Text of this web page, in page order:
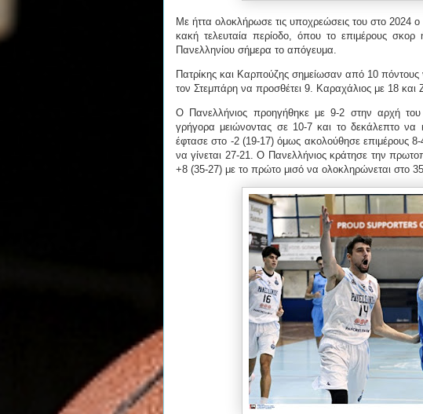
Με ήττα ολοκλήρωσε τις υποχρεώσεις του στο 2024
κακή τελευταία περίοδο, όπου το επιμέρους
Πανελληνίου σήμερα το απόγευμα.
Πατρίκης και Καρπούζης σημείωσαν από 10
τον Στεμπάρη να προσθέτει 9. Καραχάλιος με 18 και
Ο Πανελλήνιος προηγήθηκε με 9-2 στην αρχή του
γρήγορα μειώνοντας σε 10-7 και το δεκάλεπτο να
έφτασε στο -2 (19-17) όμως ακολούθησε επιμέρους
να γίνεται 27-21. Ο Πανελλήνιος κράτησε την
+8 (35-27) με το πρώτο μισό να ολοκληρώνεται στο